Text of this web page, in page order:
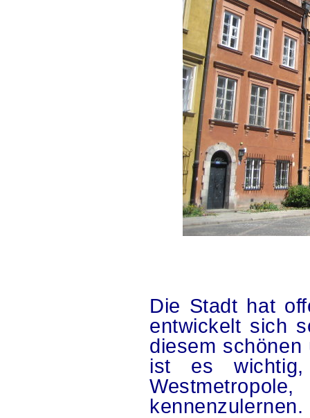
Die Stadt hat
entwickelt sich
diesem
ist es wichtig,
kennenzulernen.